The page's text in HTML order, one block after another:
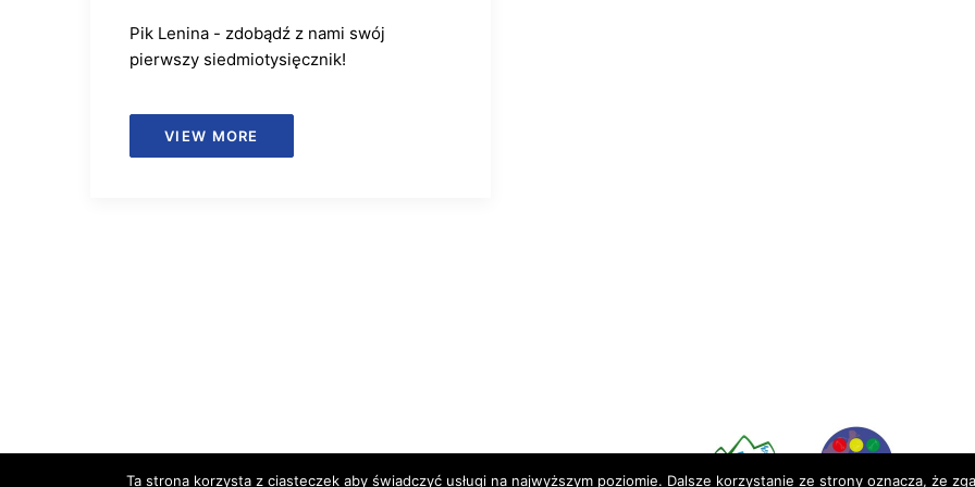
Pik Lenina - zdobądź z nami swój
pierwszy siedmiotysięcznik!
VIEW MORE
Ta strona korzysta z ciasteczek aby świadczyć usługi na najwyższym poziomie. Dalsze korzystanie ze strony oznacza, że